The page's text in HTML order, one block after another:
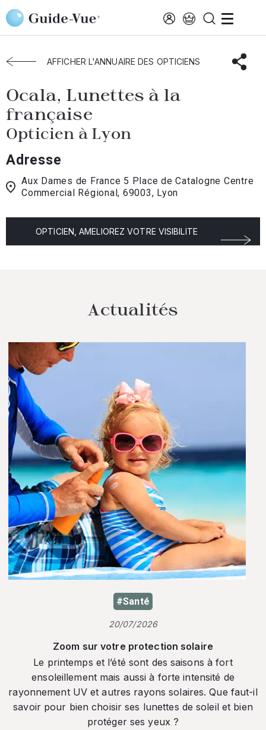
Aller au contenu principal
Accueil Choisir mon opticien
Ocala, Lunettes À La Française
AFFICHER L'ANNUAIRE DES OPTICIENS
Ocala, Lunettes à la
française
Opticien à Lyon
Adresse
Aux Dames de France 5 Place de Catalogne Centre
Commercial Régional, 69003, Lyon
OPTICIEN, AMELIOREZ VOTRE VISIBILITE
Actualités
#Santé
20/07/2026
Zoom sur votre protection solaire
Le printemps et l’été sont des saisons à fort
ensoleillement mais aussi à forte intensité de
rayonnement UV et autres rayons solaires. Que faut-il
savoir pour bien choisir ses lunettes de soleil et bien
protéger ses yeux ?